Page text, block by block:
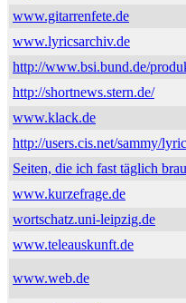
www.gitarrenfete.de
www.lyricsarchiv.de
http://www.bsi.bund.de/
http://shortnews.stern.de/
www.klack.de
http://users.cis.net/sammy/
Seiten, die ich fast täglich
www.kurzefrage.de
wortschatz.uni-leipzig.de
www.teleauskunft.de
www.web.de